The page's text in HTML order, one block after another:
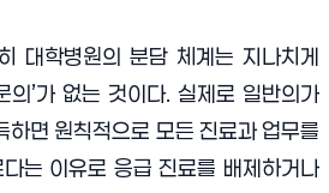
대학병원의 분담 체계는 지나치게
’가 없는 것이다. 실제로 일반의가
면 원칙적으로 모든 진료과 업무를
는 이유로 응급 진료를 배제하거나